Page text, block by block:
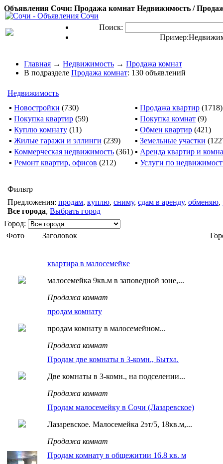
Объявления Сочи: Продажа комнат Недвижимость /
Поиск:
Пример:
Главная → Недвижимость → Продажа комнат
В подразделе Продажа комнат: 130 объявлений
Недвижимость
▪ Новостройки (730) ▪ Продажа квартир (1718)
▪ Покупка квартир (59) ▪ Покупка комнат (9)
▪ Куплю комнату (11) ▪ Обмен квартир (421)
▪ Жилые гаражи и эллинги (239) ▪ Земельные участки
▪ Коммерческая недвижимость (361) ▪ Аренда квартир и
▪ Ремонт квартир, офисов (212) ▪ Услуги по
Фильтр
Предложения: продам, куплю, сниму, сдам в аренду, обменяю,
Все города, Выбрать город
Город:
Фото
Заголовок
квартира в малосемейке
малосемейка 9кв.м в заповедной зоне,...
Продажа комнат
продам комнату
продам комнату в малосемейном...
Продажа комнат
Продам две комнаты в 3-комн., Бытха.
Две комнаты в 3-комн., на подселении...
Продажа комнат
Продам малосемейку в Сочи (Лазаревское)
Лазаревское. Малосемейка 2эт/5, 18кв.м,...
Продажа комнат
Продам комнату в общежитии 16.8 кв. м